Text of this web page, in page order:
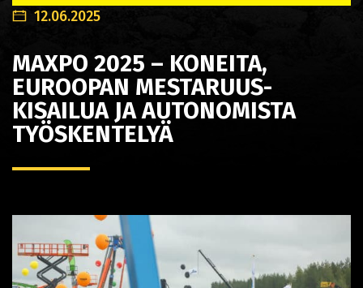
12.06.2025
MAXPO 2025 – KONEITA,
EUROOPAN MESTARUUS-
KISAILUA JA AUTONOMISTA
TYÖSKENTELYÄ